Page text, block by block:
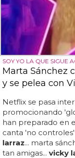
SOY YO LA QUE SIGUE
Marta Sánchez
y se pelea con
Netflix se pasa
promocionando
han preparado en
canta 'no
larraz... marta
tan amigas... vicky